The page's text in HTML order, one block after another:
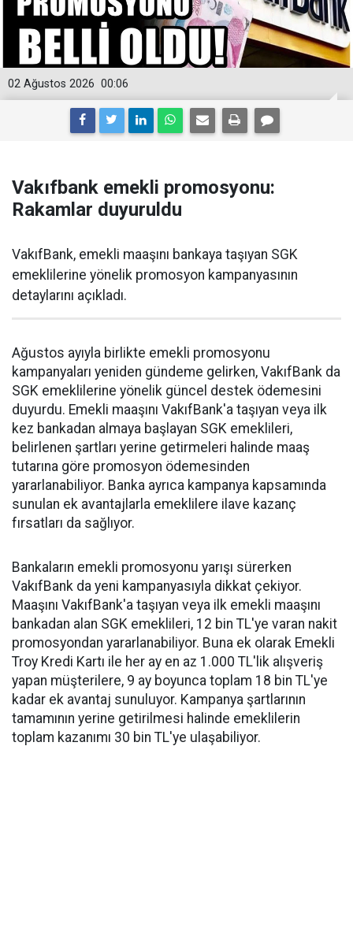
00:06
02 Ağustos 2026
Vakıfbank emekli promosyonu:
Rakamlar duyuruldu
VakıfBank, emekli maaşını bankaya taşıyan SGK
emeklilerine yönelik promosyon kampanyasının
detaylarını açıkladı.
Ağustos ayıyla birlikte emekli promosyonu
kampanyaları yeniden gündeme gelirken, VakıfBank da
SGK emeklilerine yönelik güncel destek ödemesini
duyurdu. Emekli maaşını VakıfBank'a taşıyan veya ilk
kez bankadan almaya başlayan SGK emeklileri,
belirlenen şartları yerine getirmeleri halinde maaş
tutarına göre promosyon ödemesinden
yararlanabiliyor. Banka ayrıca kampanya kapsamında
sunulan ek avantajlarla emeklilere ilave kazanç
fırsatları da sağlıyor.
Bankaların emekli promosyonu yarışı sürerken
VakıfBank da yeni kampanyasıyla dikkat çekiyor.
Maaşını VakıfBank'a taşıyan veya ilk emekli maaşını
bankadan alan SGK emeklileri, 12 bin TL'ye varan nakit
promosyondan yararlanabiliyor. Buna ek olarak Emekli
Troy Kredi Kartı ile her ay en az 1.000 TL'lik alışveriş
yapan müşterilere, 9 ay boyunca toplam 18 bin TL'ye
kadar ek avantaj sunuluyor. Kampanya şartlarının
tamamının yerine getirilmesi halinde emeklilerin
toplam kazanımı 30 bin TL'ye ulaşabiliyor.